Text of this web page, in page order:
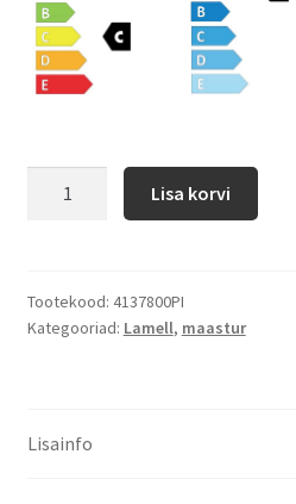
Lisa korvi
Tootekood: 4137800PI
Kategooriad: Lamell, maastur
Lisainfo